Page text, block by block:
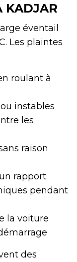
KADJAR
éventail
Les plaintes
roulant à
instables
les
raison
rapport
pendant
la voiture
des